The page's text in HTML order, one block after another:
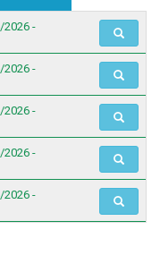
2026 -
2026 -
2026 -
2026 -
2026 -